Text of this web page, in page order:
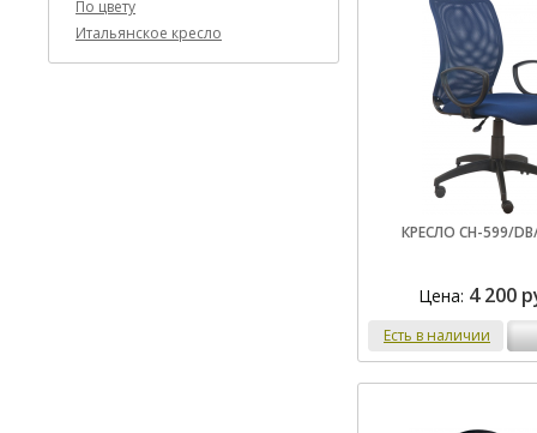
По цвету
Итальянское кресло
КРЕСЛО CH-599/
Цена: 4 200
Есть в наличии